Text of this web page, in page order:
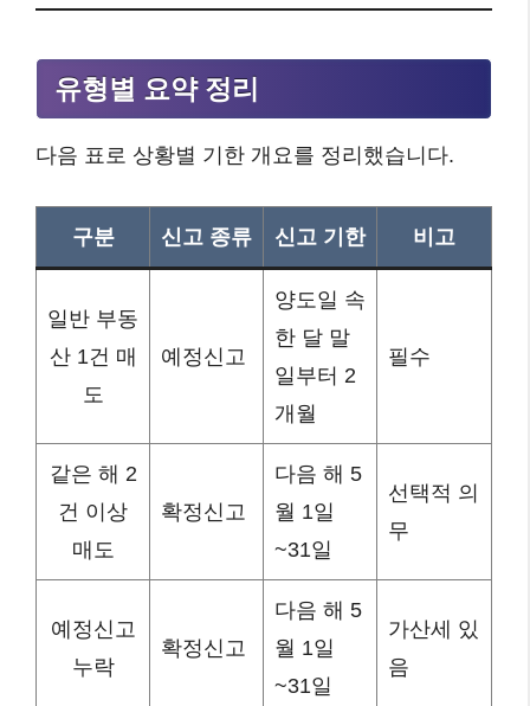
유형별 요약 정리
다음 표로 상황별 기한 개요를 정리했습니다.
구분 신고 종류 신고 기한 비고
일반 부동
산 1건 매
도
예정신고
양도일 속
한 달 말
일부터 2
개월
필수
같은 해 2
건 이상
매도
확정신고
다음 해 5
월 1일
~31일
선택적 의
무
예정신고
누락
확정신고
다음 해 5
월 1일
~31일
가산세 있
음